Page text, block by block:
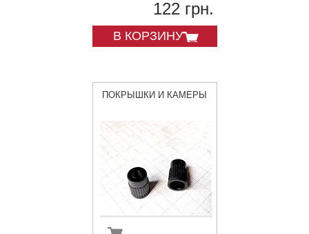
122 грн.
В КОРЗИНУ
ПОКРЫШКИ И КАМЕРЫ